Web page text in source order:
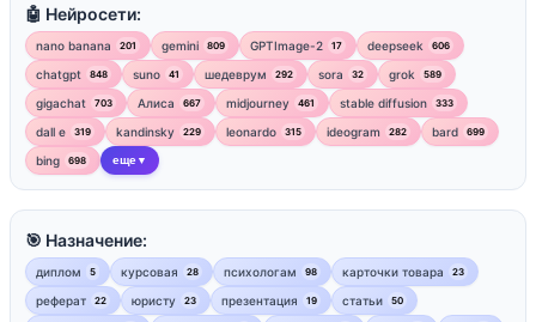
🤖 Нейросети:
nano banana 201 gemini 809 GPTImage-2 17 deepseek 606
chatgpt 848 suno 41 шедеврум 292 sora 32 grok 589
gigachat 703 Алиса 667 midjourney 461 stable diffusion 333
dall e 319 kandinsky 229 leonardo 315 ideogram 282 bard 699
bing 698 еще ▼
🎯 Назначение:
диплом 5 курсовая 28 психологам 98 карточки товара 23
реферат 22 юристу 23 презентация 19 статьи 50